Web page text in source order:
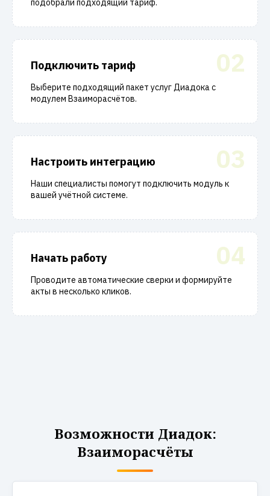
подобрали подходящий тариф.
02
Подключить тариф
Выберите подходящий пакет услуг Диадока с
модулем Взаиморасчётов.
03
Настроить интеграцию
Наши специалисты помогут подключить модуль к
вашей учётной системе.
04
Начать работу
Проводите автоматические сверки и формируйте
акты в несколько кликов.
Возможности Диадок:
Взаиморасчёты